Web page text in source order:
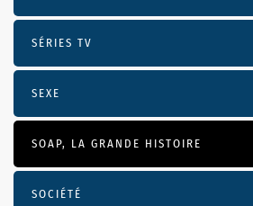
SÉRIES TV
SEXE
SOAP, LA GRANDE HISTOIRE
SOCIÉTÉ